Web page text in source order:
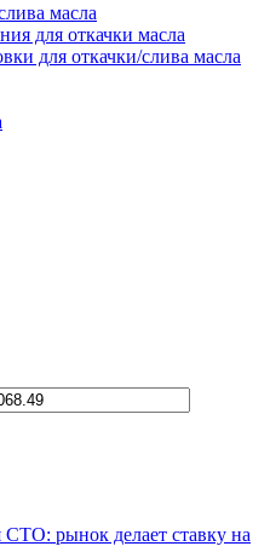
масла
для откачки масла
для откачки/слива масла
рынок делает ставку на